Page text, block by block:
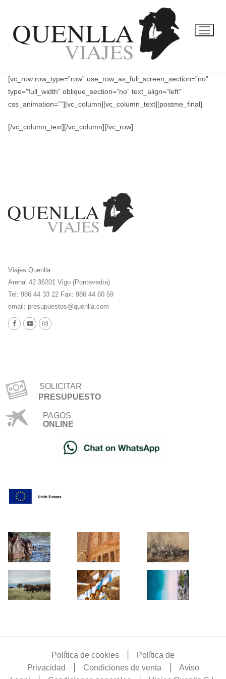
contenido
[vc_row row_type=”row” use_row_as_full_screen_section=”no”
type=”full_width” oblique_section=”no” text_align=”left”
css_animation=””][vc_column][vc_column_text][postme_final]
[/vc_column_text][/vc_column][/vc_row]
Viajes Quenlla
Arenal 42 36201 Vigo (Pontevedra)
Tel: 986 44 33 22 Fax: 986 44 60 59
email: presupuestos@quenlla.com
SOLICITAR
PRESUPUESTO
PAGOS
ONLINE
Política de cookies
Política de
Privacidad
Condiciones de venta
Aviso